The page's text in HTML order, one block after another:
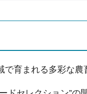
で育まれる多彩な農